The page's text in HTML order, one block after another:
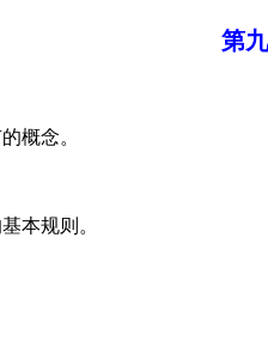
第
概念。
本规则。